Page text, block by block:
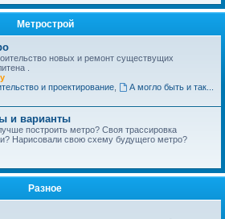
Метрострой
новых и ремонт существущих
.
и проектирование,
А могло быть и так...
и варианты
построить метро? Своя трассировка
Нарисовали свою схему будущего метро?
Разное